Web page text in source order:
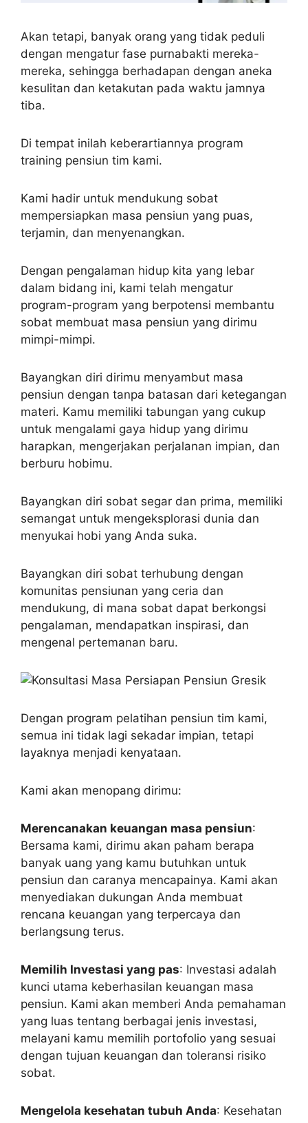
Akan tetapi, banyak orang yang tidak peduli
dengan mengatur fase purnabakti mereka-
mereka, sehingga berhadapan dengan aneka
kesulitan dan ketakutan pada waktu jamnya
tiba.
Di tempat inilah keberartiannya program
training pensiun tim kami.
Kami hadir untuk mendukung sobat
mempersiapkan masa pensiun yang puas,
terjamin, dan menyenangkan.
Dengan pengalaman hidup kita yang lebar
dalam bidang ini, kami telah mengatur
program-program yang berpotensi membantu
sobat membuat masa pensiun yang dirimu
mimpi-mimpi.
Bayangkan diri dirimu menyambut masa
pensiun dengan tanpa batasan dari ketegangan
materi. Kamu memiliki tabungan yang cukup
untuk mengalami gaya hidup yang dirimu
harapkan, mengerjakan perjalanan impian, dan
berburu hobimu.
Bayangkan diri sobat segar dan prima, memiliki
semangat untuk mengeksplorasi dunia dan
menyukai hobi yang Anda suka.
Bayangkan diri sobat terhubung dengan
komunitas pensiunan yang ceria dan
mendukung, di mana sobat dapat berkongsi
pengalaman, mendapatkan inspirasi, dan
mengenal pertemanan baru.
Dengan program pelatihan pensiun tim kami,
semua ini tidak lagi sekadar impian, tetapi
layaknya menjadi kenyataan.
Kami akan menopang dirimu:
Merencanakan keuangan masa pensiun:
Bersama kami, dirimu akan paham berapa
banyak uang yang kamu butuhkan untuk
pensiun dan caranya mencapainya. Kami akan
menyediakan dukungan Anda membuat
rencana keuangan yang terpercaya dan
berlangsung terus.
Memilih Investasi yang pas: Investasi adalah
kunci utama keberhasilan keuangan masa
pensiun. Kami akan memberi Anda pemahaman
yang luas tentang berbagai jenis investasi,
melayani kamu memilih portofolio yang sesuai
dengan tujuan keuangan dan toleransi risiko
sobat.
Mengelola kesehatan tubuh Anda: Kesehatan